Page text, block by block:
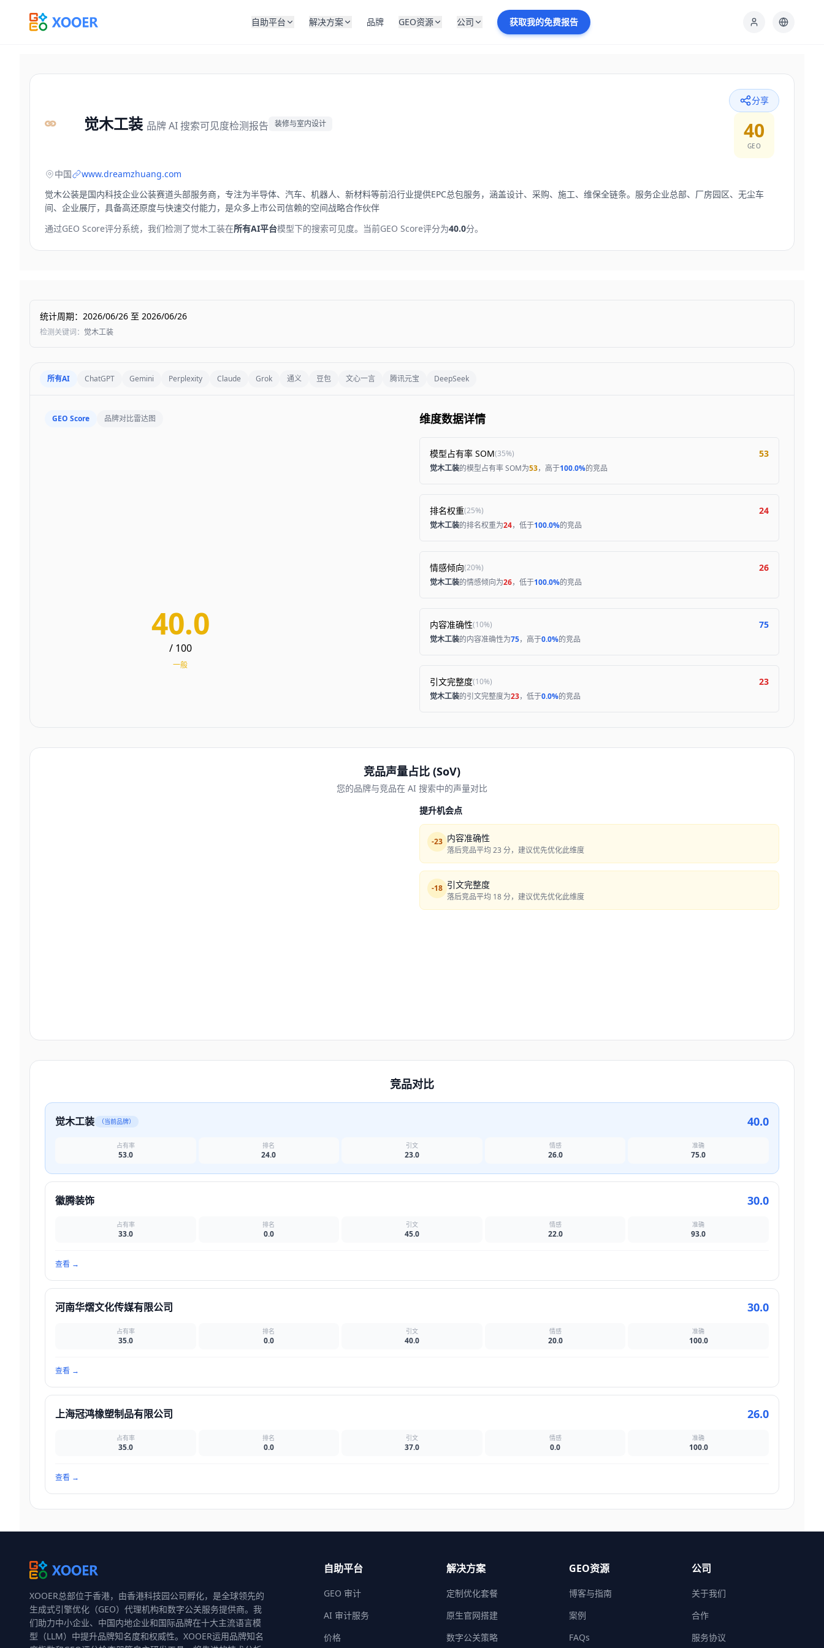
自助平台 解决方案 品牌 GEO资源 公司 获取我的免费报告
觉木工装 品牌 AI 搜索可见度检测报告 装修与室内设计
分享
40
GEO
中国
www.dreamzhuang.com
觉木公装是国内科技企业公装赛道头部服务商，专注为半导体、汽车、机器人、新材料等前沿行业提供EPC总包服务，涵盖设计、采购、施工、维保全链条。服务企业总部、厂房园区、无尘车
间、企业展厅，具备高还原度与快速交付能力，是众多上市公司信赖的空间战略合作伙伴
通过GEO Score评分系统，我们检测了觉木工装在所有AI平台模型下的搜索可见度。 当前GEO Score评分为40.0分。
统计周期： 2026/06/26 至 2026/06/26
检测关键词： 觉木工装
所有AI ChatGPT Gemini Perplexity Claude Grok 通义 豆包 文心一言 腾讯元宝 DeepSeek
GEO Score 品牌对比雷达图
40.0
/ 100
一般
维度数据详情
模型占有率 SOM(35%) 53
觉木工装的模型占有率 SOM为53，高于100.0%的竞品
排名权重(25%) 24
觉木工装的排名权重为24，低于100.0%的竞品
情感倾向(20%) 26
觉木工装的情感倾向为26，低于100.0%的竞品
内容准确性(10%) 75
觉木工装的内容准确性为75，高于0.0%的竞品
引文完整度(10%) 23
觉木工装的引文完整度为23，低于0.0%的竞品
竞品声量占比 (SoV)
您的品牌与竞品在 AI 搜索中的声量对比
提升机会点
-23 内容准确性
落后竞品平均 23 分，建议优先优化此维度
-18 引文完整度
落后竞品平均 18 分，建议优先优化此维度
竞品对比
觉木工装 （当前品牌） 40.0
占有率
53.0
排名
24.0
引文
23.0
情感
26.0
准确
75.0
徽腾装饰 30.0
占有率
33.0
排名
0.0
引文
45.0
情感
22.0
准确
93.0
查看 →
河南华熠文化传媒有限公司 30.0
占有率
35.0
排名
0.0
引文
40.0
情感
20.0
准确
100.0
查看 →
上海冠鸿橡塑制品有限公司 26.0
占有率
35.0
排名
0.0
引文
37.0
情感
0.0
准确
100.0
查看 →
XOOER总部位于香港，由香港科技园公司孵化，是全球领先的
生成式引擎优化（GEO）代理机构和数字公关服务提供商。我
们助力中小企业、中国内地企业和国际品牌在十大主流语言模
型（LLM）中提升品牌知名度和权威性。XOOER运用品牌知名
自助平台
GEO 审计
AI 审计服务
价格
解决方案
定制优化套餐
原生官网搭建
数字公关策略
GEO资源
博客与指南
案例
FAQs
公司
关于我们
合作
服务协议